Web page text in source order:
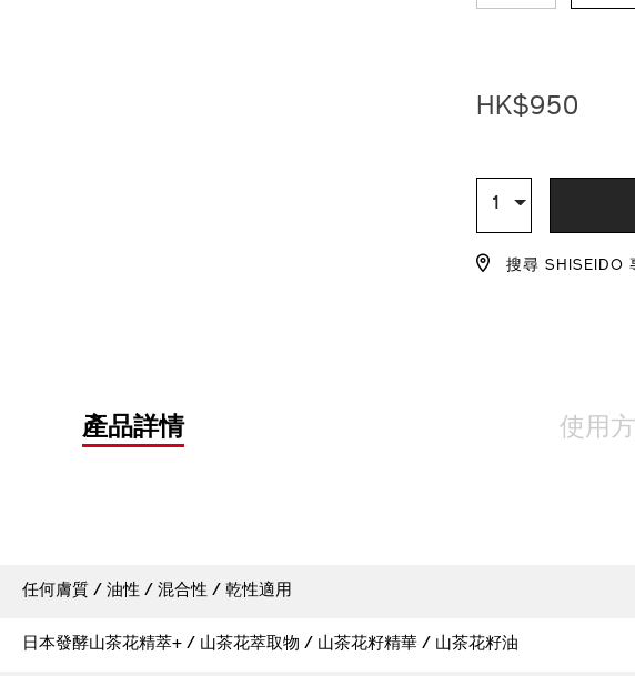
HK$950
TO
CART
ACTIONS
數
量
1
搜尋 SHISEIDO
產品詳情 使用
任何膚質 / 油性 / 混合性 / 乾性適用
日本發酵山茶花精萃+ / 山茶花萃取物 / 山茶花籽精華 / 山茶花籽油